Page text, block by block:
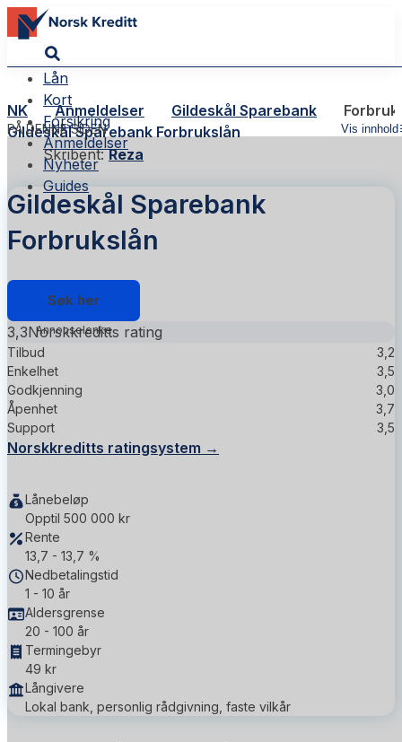
Lån
Kort
Forsikring
Anmeldelser
Nyheter
Guides
NK Anmeldelser Gildeskål Sparebank
PÅ DENNE SIDEN Vis innhold
Gildeskål Sparebank Forbrukslån
Skribent:Reza
Gildeskål Sparebank
Forbrukslån
Søk her
3,3Norskkreditts rating
Tilbud
3,2
Enkelhet
3,5
Godkjenning
3,0
Åpenhet
3,7
Support
3,5
Norskkreditts ratingsystem →
Lånebeløp
Opptil 500 000 kr
Rente
13,7 - 13,7 %
Nedbetalingstid
1 - 10 år
Aldersgrense
20 - 100 år
Termingebyr
49 kr
Långivere
Lokal bank, personlig rådgivning, faste vilkår